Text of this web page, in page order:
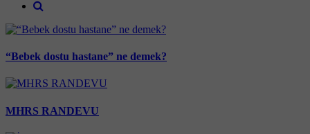
“Bebek dostu hastane” ne demek?
MHRS RANDEVU